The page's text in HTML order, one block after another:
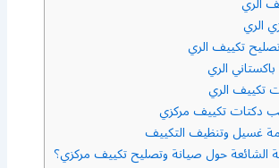
الري
تكييف الري
الري
تكييف الري
دكتات تكييف مركزي
غسيل وتنظيف التكييف
الشائعة حول صيانة وتصليح تكييف مركزي؟